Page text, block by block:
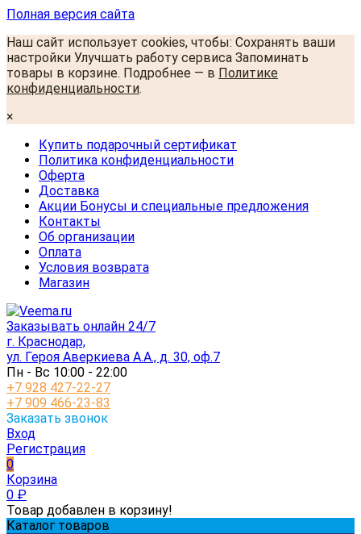
Полная версия сайта
Наш сайт использует cookies, чтобы: Сохранять ваши
настройки Улучшать работу сервиса Запоминать
товары в корзине. Подробнее — в Политике
конфиденциальности.
×
Купить подарочный сертификат
Политика конфиденциальности
Оферта
Доставка
Акции Бонусы и специальные предложения
Контакты
Об организации
Оплата
Условия возврата
Магазин
Заказывать онлайн 24/7
г. Краснодар,
ул. Героя Аверкиева А.А., д. 30, оф.7
Пн - Вс 10:00 - 22:00
+7 928 427-22-27
+7 909 466-23-83
Заказать звонок
Вход
Регистрация
0
Корзина
0 ₽
Товар добавлен в корзину!
Каталог товаров